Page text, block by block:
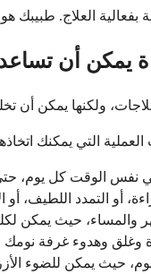
يمكن أن تساعد